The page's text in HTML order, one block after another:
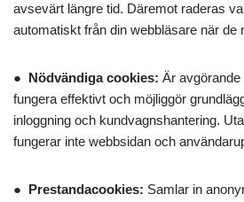
avsevärt längre tid. Däremot raderas
automatiskt från din webbläsare när de
● Nödvändiga cookies: Är
fungera effektivt och möjliggör
inloggning och kundvagnshantering.
fungerar inte webbsidan och
● Prestandacookies: Samlar in